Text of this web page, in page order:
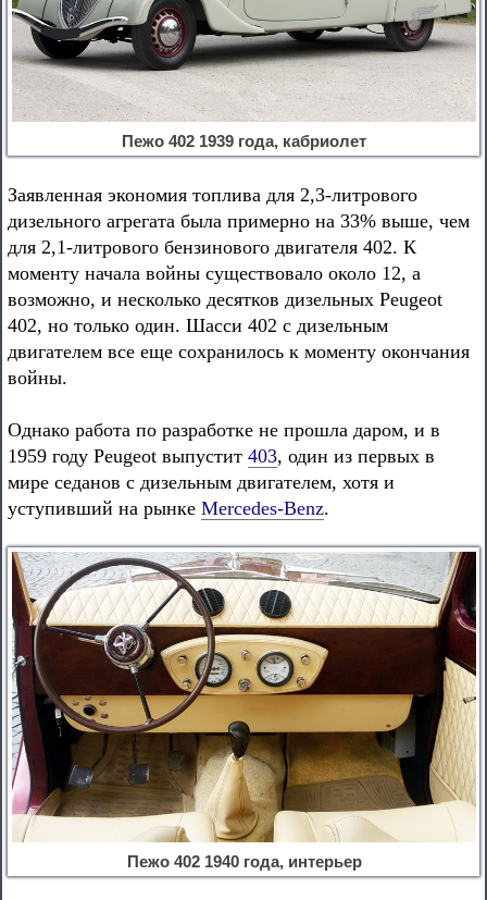
Пежо 402 1939 года, кабриолет
Заявленная экономия топлива для 2,3-литрового
дизельного агрегата была примерно на 33% выше, чем
для 2,1-литрового бензинового двигателя 402. К
моменту начала войны существовало около 12, а
возможно, и несколько десятков дизельных Peugeot
402, но только один. Шасси 402 с дизельным
двигателем все еще сохранилось к моменту окончания
войны.
Однако работа по разработке не прошла даром, и в
1959 году Peugeot выпустит 403, один из первых в
мире седанов с дизельным двигателем, хотя и
уступивший на рынке Mercedes-Benz.
Пежо 402 1940 года, интерьер